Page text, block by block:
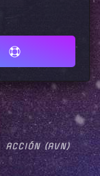
ACCIÓN (AVN)